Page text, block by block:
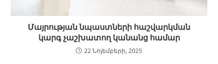
Մայրության նպաստների հաշվարկման
կարգ չաշխատող կանանց համար
22 Նոյեմբերի, 2025